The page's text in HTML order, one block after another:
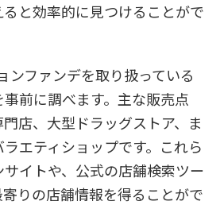
と効率的に見つけることがで
ンファンデを取り扱っている
前に調べます。主な販売点
店、大型ドラッグストア、ま
エティショップです。これら
イトや、公式の店舗検索ツー
りの店舗情報を得ることがで